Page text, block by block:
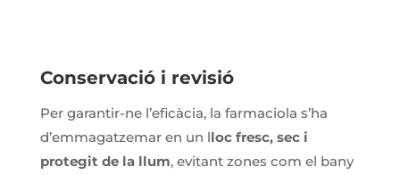
Conservació i revisió
Per garantir-ne l’eficàcia, la farmaciola s’ha
d’emmagatzemar en un lloc fresc, sec i
protegit de la llum, evitant zones com el bany